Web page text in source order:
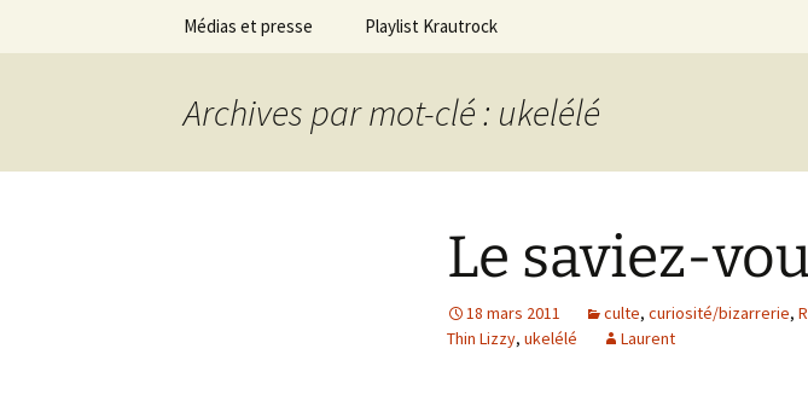
contenu
Médias et presse Playlist Krautrock
Archives par mot-clé : ukelélé
Le saviez-
18 mars 2011 culte, curiosité/bizarrerie,
Thin Lizzy, ukelélé Laurent